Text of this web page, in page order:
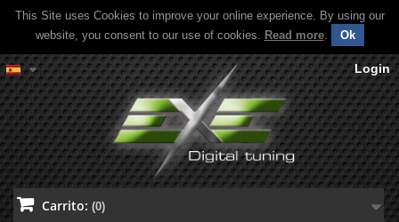
This Site uses Cookies to improve your online experience. By using our
website, you consent to our use of cookies. Read more. Ok
Login
Carrito: (0)